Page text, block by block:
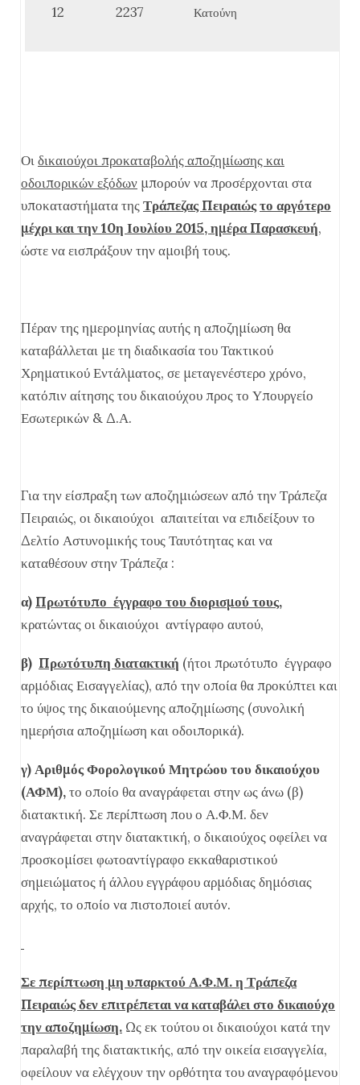
12 2237 Κατούνη
Οιδικαιούχοι προκαταβολής αποζημίωσης και
οδοιπορικών εξόδων μπορούν να προσέρχονται στα
υποκαταστήματα τηςΤράπεζας Πειραιώςτο αργότερο
μέχρι και την 10η Ιουλίου 2015, ημέρα Παρασκευή,
ώστε να εισπράξουν την αμοιβή τους.
Πέραν της ημερομηνίας αυτής η αποζημίωση θα
καταβάλλεται με τη διαδικασία του Τακτικού
Χρηματικού Εντάλματος, σε μεταγενέστερο χρόνο,
κατόπιν αίτησης του δικαιούχου προς το Υπουργείο
Εσωτερικών & Δ.Α.
Για την είσπραξη των αποζημιώσεων από την Τράπεζα
Πειραιώς, οι δικαιούχοι απαιτείται να επιδείξουν το
Δελτίο Αστυνομικής τους Ταυτότητας και να
καταθέσουν στην Τράπεζα :
α) Πρωτότυπο έγγραφο του διορισμού τους,
κρατώντας οι δικαιούχοι αντίγραφο αυτού,
β) Πρωτότυπη διατακτική (ήτοι πρωτότυπο έγγραφο
αρμόδιας Εισαγγελίας), από την οποία θα προκύπτει και
το ύψος της δικαιούμενης αποζημίωσης (συνολική
ημερήσια αποζημίωση και οδοιπορικά).
γ) Αριθμός Φορολογικού Μητρώου του δικαιούχου
(ΑΦΜ),το οποίο θα αναγράφεται στην ως άνω (β)
διατακτική. Σε περίπτωση που ο Α.Φ.Μ. δεν
αναγράφεται στην διατακτική, ο δικαιούχος οφείλει να
προσκομίσει φωτοαντίγραφο εκκαθαριστικού
σημειώματος ή άλλου εγγράφου αρμόδιας δημόσιας
αρχής, το οποίο να πιστοποιεί αυτόν.
Σε περίπτωση μη υπαρκτού Α.Φ.Μ. η Τράπεζα
Πειραιώς δεν επιτρέπεται να καταβάλει στο δικαιούχο
την αποζημίωση. Ως εκ τούτου οι δικαιούχοι κατά την
παραλαβή της διατακτικής, από την οικεία εισαγγελία,
οφείλουν να ελέγχουν την ορθότητα του αναγραφόμενου